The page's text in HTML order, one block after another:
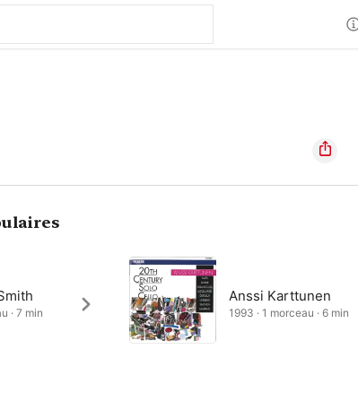
· 7 min
Anssi Karttunen
1993 · 1 morceau · 6 min